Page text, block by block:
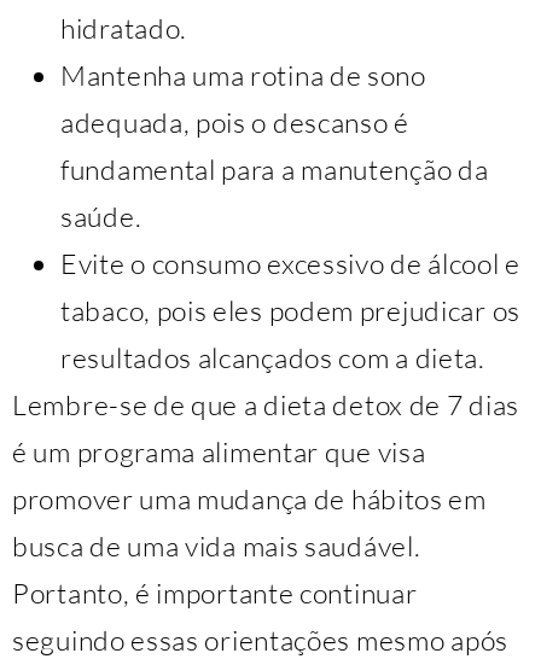
hidratado.
Mantenha uma rotina de sono
adequada, pois o descanso é
fundamental para a manutenção da
saúde.
Evite o consumo excessivo de álcool e
tabaco, pois eles podem prejudicar os
resultados alcançados com a dieta.
Lembre-se de que a dieta detox de 7 dias
é um programa alimentar que visa
promover uma mudança de hábitos em
busca de uma vida mais saudável.
Portanto, é importante continuar
seguindo essas orientações mesmo após